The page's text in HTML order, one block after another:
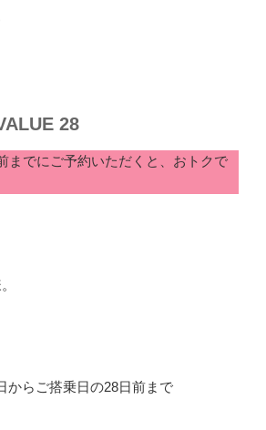
28
までにご予約いただくと、おトクで
からご搭乗日の28日前まで